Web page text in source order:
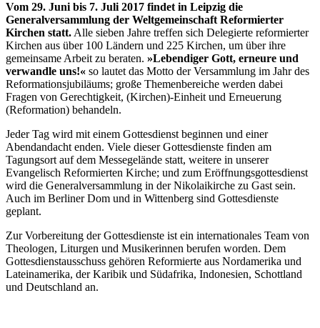
Vom 29. Juni bis 7. Juli 2017 findet in Leipzig die
Generalversammlung der Weltgemeinschaft Reformierter
Kirchen statt.Alle sieben Jahre treffen sich Delegierte reformierter
Kirchen aus über 100 Ländern und 225 Kirchen, um über ihre
gemeinsame Arbeit zu beraten. »Lebendiger Gott, erneure und
verwandle uns!« so lautet das Motto der Versammlung im Jahr des
Reformationsjubiläums; große Themenbereiche werden dabei
Fragen von Gerechtigkeit, (Kirchen)-Einheit und Erneuerung
(Reformation) behandeln.
Jeder Tag wird mit einem Gottesdienst beginnen und einer
Abendandacht enden. Viele dieser Gottesdienste finden am
Tagungsort auf dem Messegelände statt, weitere in unserer
Evangelisch Reformierten Kirche; und zum Eröffnungsgottesdienst
wird die Generalversammlung in der Nikolaikirche zu Gast sein.
Auch im Berliner Dom und in Wittenberg sind Gottesdienste
geplant.
Zur Vorbereitung der Gottesdienste ist ein internationales Team von
Theologen, Liturgen und Musikerinnen berufen worden. Dem
Gottesdienstausschuss gehören Reformierte aus Nordamerika und
Lateinamerika, der Karibik und Südafrika, Indonesien, Schottland
und Deutschland an.